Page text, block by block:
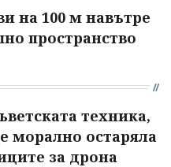
на 100 м навътре
пространство
техника,
морално остаряла
за дрона